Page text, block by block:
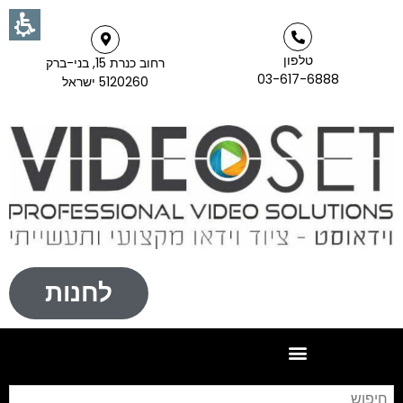
טלפון
03-617-6888
רחוב כנרת 15, בני-ברק
5120260 ישראל
לחנות